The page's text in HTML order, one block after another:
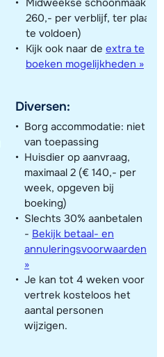
Midweekse schoonmaak (€
260,- per verblijf, ter
te voldoen)
Kijk ook naar de extra te
boeken mogelijkheden »
Diversen:
Borg accommodatie: niet
van toepassing
Huisdier op aanvraag,
maximaal 2 (€ 140,- per
week, opgeven bij
boeking)
Slechts 30% aanbetalen
- Bekijk betaal- en
annuleringsvoorwaarden
»
Je kan tot 4 weken voor
vertrek kosteloos het
aantal personen
wijzigen.